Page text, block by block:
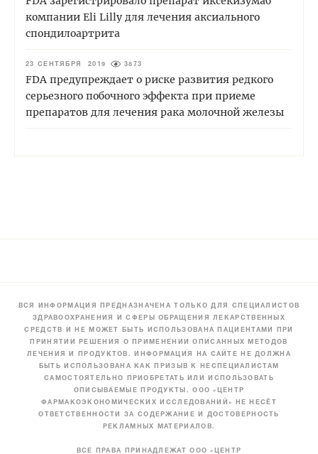
компании Eli Lilly для лечения аксиального
спондилоартрита
23 СЕНТЯБРЯ 2019 3873
FDA предупреждает о риске развития редкого
серьезного побочного эффекта при приеме
препаратов для лечения рака молочной железы
ВСЯ ИНФОРМАЦИЯ ПРЕДНАЗНАЧЕНА ТОЛЬКО ДЛЯ СПЕЦИАЛИСТОВ
ЗДРАВООХРАНЕНИЯ И СФЕРЫ ОБРАЩЕНИЯ ЛЕКАРСТВЕННЫХ
СРЕДСТВ И НЕ МОЖЕТ БЫТЬ ИСПОЛЬЗОВАНА ПАЦИЕНТАМИ ПРИ
ПРИНЯТИИ РЕШЕНИЯ О ПРИМЕНЕНИИ ОПИСАННЫХ МЕТОДОВ
ЛЕЧЕНИЯ И ПРОДУКТОВ. ИНФОРМАЦИЯ НА САЙТЕ НЕ ДОЛЖНА
БЫТЬ ИСПОЛЬЗОВАНА КАК ПРИЗЫВ К НЕСПЕЦИАЛИСТАМ
САМОСТОЯТЕЛЬНО ПРИОБРЕТАТЬ ИЛИ ИСПОЛЬЗОВАТЬ
ОПИСЫВАЕМЫЕ ПРОДУКТЫ. ООО «ЦЕНТР
ФАРМАКОЭКОНОМИЧЕСКИХ ИССЛЕДОВАНИЙ» НЕ НЕСЁТ
ОТВЕТСТВЕННОСТИ ЗА СОДЕРЖАНИЕ И ДОСТОВЕРНОСТЬ
РЕКЛАМНЫХ МАТЕРИАЛОВ.
ВСЕ ПРАВА ПРИНАДЛЕЖАТ ООО «ЦЕНТР